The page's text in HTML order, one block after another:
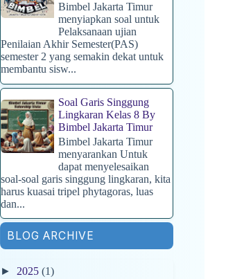
Bimbel Jakarta Timur
menyiapkan soal untuk
Pelaksanaan ujian
Penilaian Akhir Semester(PAS)
semester 2 yang semakin dekat untuk
membantu sisw...
Soal Garis Singgung
Lingkaran Kelas 8 By
Bimbel Jakarta Timur
Bimbel Jakarta Timur
menyarankan Untuk
dapat menyelesaikan
soal-soal garis singgung lingkaran, kita
harus kuasai tripel phytagoras, luas
dan...
BLOG ARCHIVE
► 2025 (1)